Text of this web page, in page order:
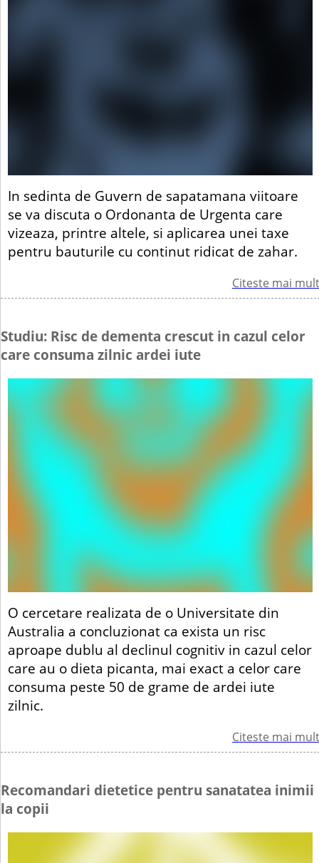
In sedinta de Guvern de sapatamana viitoare
se va discuta o Ordonanta de Urgenta care
vizeaza, printre altele, si aplicarea unei taxe
pentru bauturile cu continut ridicat de zahar.
Citeste mai mult
Studiu: Risc de dementa crescut in cazul celor
care consuma zilnic ardei iute
O cercetare realizata de o Universitate din
Australia a concluzionat ca exista un risc
aproape dublu al declinul cognitiv in cazul celor
care au o dieta picanta, mai exact a celor care
consuma peste 50 de grame de ardei iute
zilnic.
Citeste mai mult
Recomandari dietetice pentru sanatatea inimii
la copii